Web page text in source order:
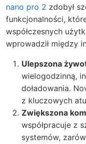
nano pro 2 zdobył
funkcjonalności,
współczesnych
wprowadził między
Ulepszona
wielogodzinną,
doładowania.
z kluczowych
Zwiększona
współpracuje z
systemów,